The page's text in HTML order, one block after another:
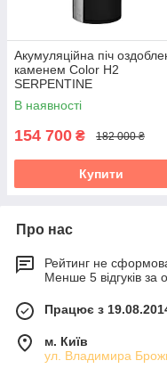
Акумуляційна піч
каменем Color H2
SERPENTINE
В наявності
154 700 ₴ 182 000 ₴
Купити
Про нас
Рейтинг не
Менше 5 відгуків за
Працює з
м. Київ
ул. Владимира